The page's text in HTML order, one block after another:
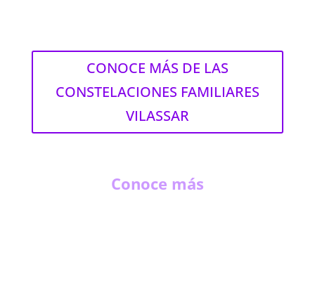
CONOCE MÁS DE LAS
CONSTELACIONES FAMILIARES
VILASSAR
Conoce más